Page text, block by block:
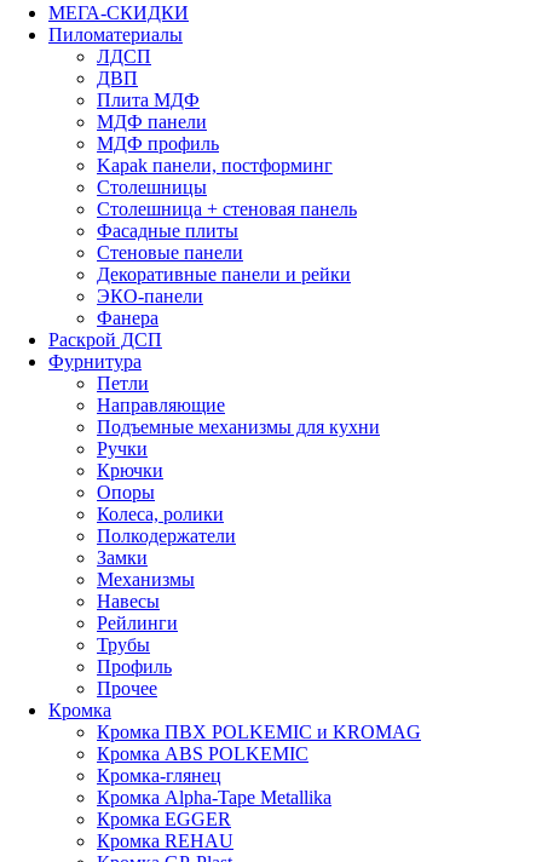
МЕГА-СКИДКИ
Пиломатериалы
ЛДСП
ДВП
Плита МДФ
МДФ панели
МДФ профиль
Kapak панели, постформинг
Столешницы
Столешница + стеновая панель
Фасадные плиты
Стеновые панели
Декоративные панели и рейки
ЭКО-панели
Фанера
Раскрой ДСП
Фурнитура
Петли
Направляющие
Подъемные механизмы для кухни
Ручки
Крючки
Опоры
Колеса, ролики
Полкодержатели
Замки
Механизмы
Навесы
Рейлинги
Трубы
Профиль
Прочее
Кромка
Кромка ПВХ POLKEMIC и KROMAG
Кромка ABS POLKEMIС
Кромка-глянец
Кромка Alpha-Tape Metallika
Кромка EGGER
Кромка REHAU